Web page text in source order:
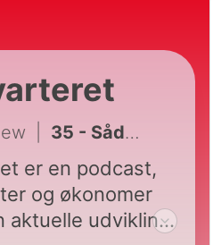
35 - Sådan får du styr på økonomien før et boligkøb
er en podcast,
og økonomer
aktuelle udvikling